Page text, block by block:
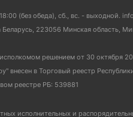
(без обеда), сб., вс. - выходной.
223056 Минская область,
решением от 30 октября
внесен в Торговый реестр
реестре РБ: 539881
исполнительных и